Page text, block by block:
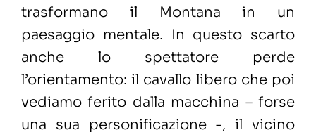
trasformano il Montana in un
paesaggio mentale. In questo scarto
anche lo spettatore perde
l’orientamento: il cavallo libero che poi
vediamo ferito dalla macchina – forse
una sua personificazione -, il vicino